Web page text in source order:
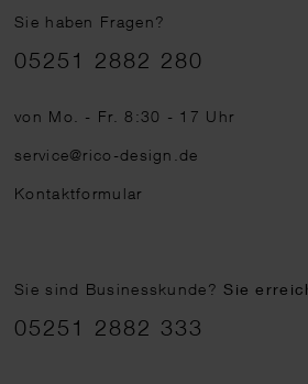
Sie haben Fragen?
Telefonnummer
05251 2882 280
von Mo. - Fr. 8:30 - 17 Uhr
service@rico-design.de
Kontaktformular
Sie sind Businesskunde?Sie
05251 2882 333